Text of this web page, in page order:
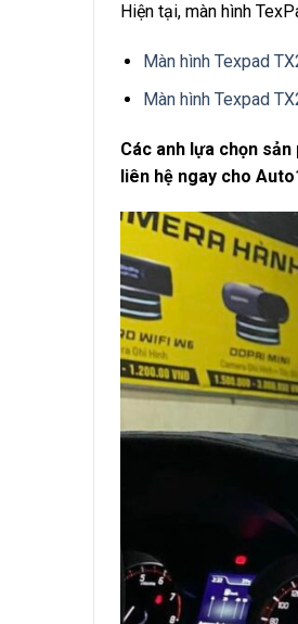
Hiện tại, màn hình
Màn hình Texpad
Màn hình Texpad
Các anh lựa chọn
liên hệ ngay cho